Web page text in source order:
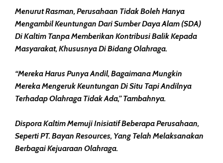
Menurut Rasman, Perusahaan Tidak Boleh Hanya
Mengambil Keuntungan Dari Sumber Daya Alam (SDA)
Di Kaltim Tanpa Memberikan Kontribusi Balik Kepada
Masyarakat, Khususnya Di Bidang Olahraga.
“Mereka Harus Punya Andil, Bagaimana Mungkin
Mereka Mengeruk Keuntungan Di Situ Tapi Andilnya
Terhadap Olahraga Tidak Ada,” Tambahnya.
Dispora Kaltim Memuji Inisiatif Beberapa Perusahaan,
Seperti PT. Bayan Resources, Yang Telah Melaksanakan
Berbagai Kejuaraan Olahraga.